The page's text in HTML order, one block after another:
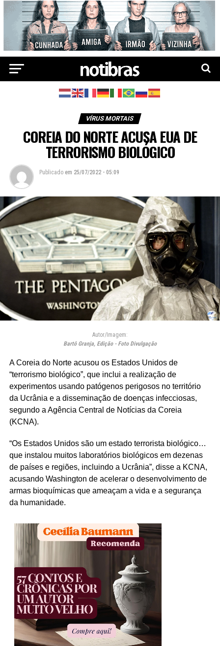
VÍRUS MORTAIS
COREIA DO NORTE ACUSA EUA DE
TERRORISMO BIOLÓGICO
Publicado em 25/07/2022 - 05:09
Autor/Imagem:
Bartô Granja, Edição - Foto Divulgação
A Coreia do Norte acusou os Estados Unidos de
“terrorismo biológico”, que inclui a realização de
experimentos usando patógenos perigosos no território
da Ucrânia e a disseminação de doenças infecciosas,
segundo a Agência Central de Notícias da Coreia
(KCNA).
“Os Estados Unidos são um estado terrorista biológico…
que instalou muitos laboratórios biológicos em dezenas
de países e regiões, incluindo a Ucrânia”, disse a KCNA,
acusando Washington de acelerar o desenvolvimento de
armas bioquímicas que ameaçam a vida e a segurança
da humanidade.